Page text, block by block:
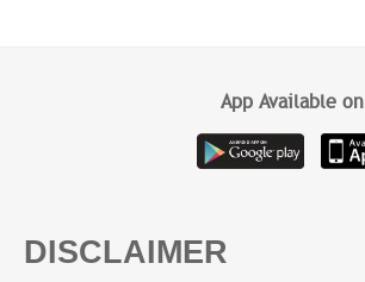
App Available on
DISCLAIMER